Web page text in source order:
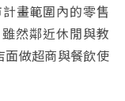
畫範圍內的零售
然鄰近休閒與教
面做超商與餐飲使